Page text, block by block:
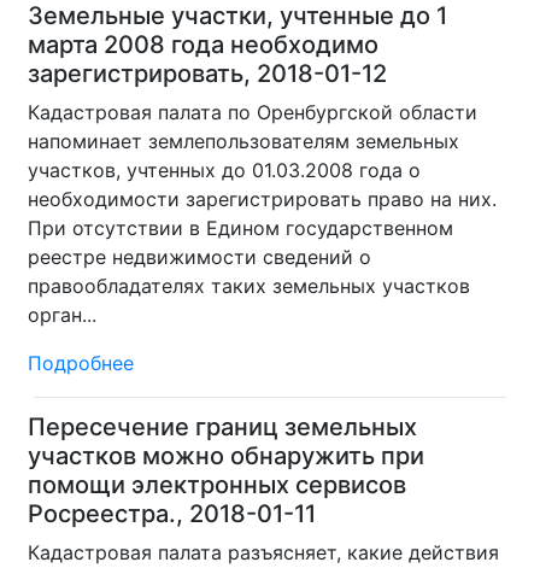
Земельные участки, учтенные до 1
марта 2008 года необходимо
зарегистрировать, 2018-01-12
Кадастровая палата по Оренбургской области
напоминает землепользователям земельных
участков, учтенных до 01.03.2008 года о
необходимости зарегистрировать право на них.
При отсутствии в Едином государственном
реестре недвижимости сведений о
правообладателях таких земельных участков
орган...
Подробнее
Пересечение границ земельных
участков можно обнаружить при
помощи электронных сервисов
Росреестра., 2018-01-11
Кадастровая палата разъясняет, какие действия